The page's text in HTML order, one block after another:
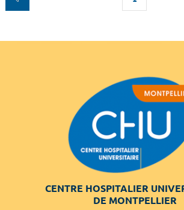
CENTRE HOSPITALIER
DE MONTPELLIER